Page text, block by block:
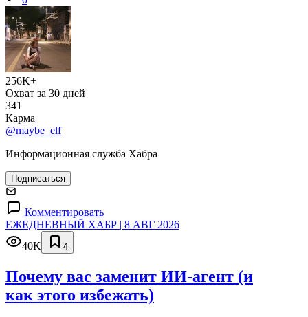
256K+
Охват за 30 дней
341
Карма
@maybe_elf
Информационная служба Хабра
Подписаться
Комментировать
ЕЖЕДНЕВНЫЙ ХАБР | 8 АВГ 2026
40K
4
Почему вас заменит ИИ‑агент (и
как этого избежать)